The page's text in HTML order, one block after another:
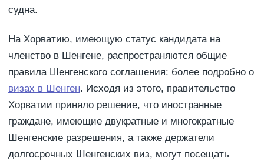
судна.
На Хорватию, имеющую статус кандидата на
членство в Шенгене, распространяются общие
правила Шенгенского соглашения: более подробно о
визах в Шенген. Исходя из этого, правительство
Хорватии приняло решение, что иностранные
граждане, имеющие двукратные и многократные
Шенгенские разрешения, а также держатели
долгосрочных Шенгенских виз, могут посещать